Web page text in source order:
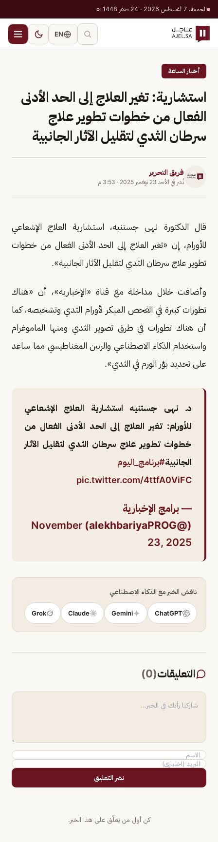
الجمعة، 7 أغسطس 2026 · 24 صفر 1448 هـ
EN
أخبار الساعة
استشارية: تغير العلاج إلى الحد الأدنى
الفعال من خطوات تطوير علاج
سرطان الثدي لتقليل الآثار الجانبية
فريق التحرير
نُشر في الأحد 23 نوفمبر 2025 · 3:53 م
قال الدكتورة نهى جستنيه، استشارية العلاج الإشعاعي
للأورام، إن «تغير العلاج إلى الحد الأدنى الفعال من خطوات
تطوير علاج سرطان الثدي لتقليل الآثار الجانبية».
وأضافت خلال مداخلة مع قناة «الإخبارية»، أن «هناك
تطورات كبيرة في الفحص المبكر لأورام الثدي وتشخيصه، كما
أن هناك تطورات في طرق تصوير الثدي ومنها الماموغرام
واستخدام الذكاء الاصطناعي والرنين المغناطيسي مما ساعد
على تحديد بؤر الورم في الثدي».
د. نهى جستنيه استشارية العلاج الإشعاعي
للأورام: تغير العلاج إلى الحد الأدنى الفعال من
خطوات تطوير علاج سرطان الثدي لتقليل الآثار
الجانبية#برنامج_اليوم
pic.twitter.com/4ttfA0ViFC
— برامج الإخبارية
(@alekhbariyaPROG)
November
23, 2025
ناقش الخبر مع الذكاء الاصطناعي
ChatGPT
Gemini
Claude
Grok
التعليقات(
0
)
نشر التعليق
كن أول من يعلّق على هذا الخبر.